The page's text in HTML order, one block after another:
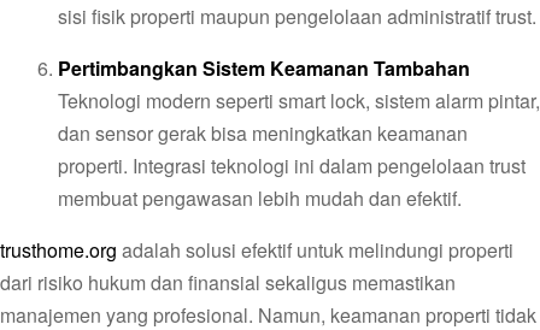
sisi fisik properti maupun pengelolaan administratif trust.
Pertimbangkan Sistem Keamanan Tambahan
Teknologi modern seperti smart lock, sistem alarm pintar,
dan sensor gerak bisa meningkatkan keamanan
properti. Integrasi teknologi ini dalam pengelolaan trust
membuat pengawasan lebih mudah dan efektif.
trusthome.org adalah solusi efektif untuk melindungi properti
dari risiko hukum dan finansial sekaligus memastikan
manajemen yang profesional. Namun, keamanan properti tidak